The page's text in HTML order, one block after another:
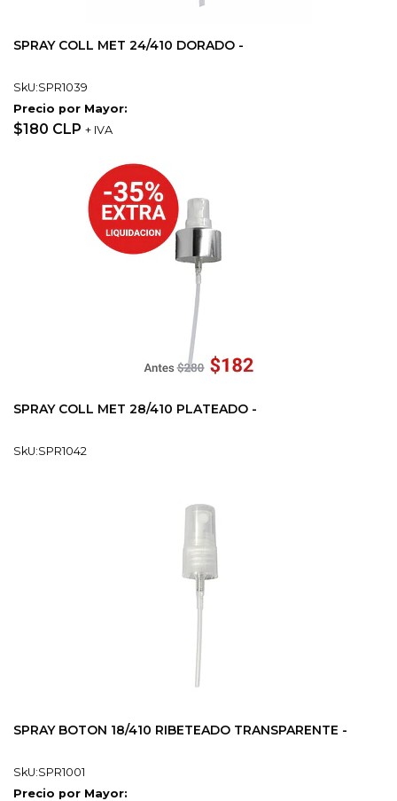
SPRAY COLL MET 24/410 DORADO -
SkU:SPR1039
Precio por Mayor:
$180 CLP + IVA
SPRAY COLL MET 28/410 PLATEADO -
SkU:SPR1042
SPRAY BOTON 18/410 RIBETEADO TRANSPARENTE -
SkU:SPR1001
Precio por Mayor: